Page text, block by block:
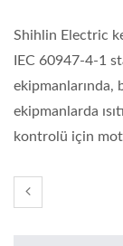
Shihlin Electric
IEC 60947-4-1
ekipmanlarında,
ekipmanlarda
kontrolü için